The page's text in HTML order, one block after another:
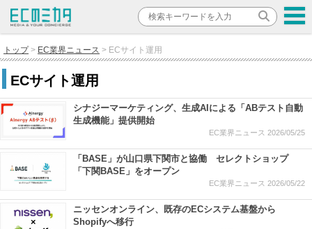
トップ EC業界ニュース ECサイト運用
ECサイト運用
シナジーマーケティング、生成AIによる「ABテスト自動
生成機能」提供開始
EC業界ニュース 2026/05/25
「BASE」が山口県下関市と協働 セレクトショップ
「下関BASE」をオープン
EC業界ニュース 2026/05/22
ニッセンオンライン、既存のECシステム基盤から
Shopifyへ移行